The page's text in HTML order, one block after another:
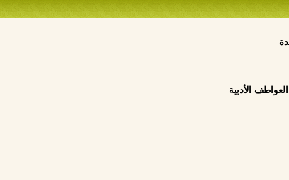
الأدبية